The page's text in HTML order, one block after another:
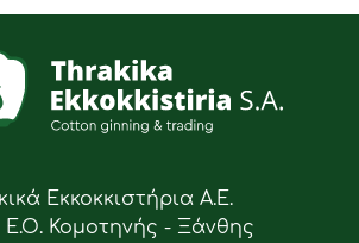
Εκκοκκιστήρια Α.Ε.
Ε.Ο. Κομοτηνής - Ξάνθης